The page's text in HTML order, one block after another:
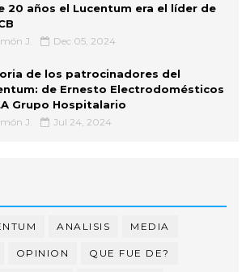
20 años el Lucentum era el líder de
J. Dec 05, 2024
de los patrocinadores del
de Ernesto Electrodomésticos
Grupo Hospitalario
J. Jul 24, 2024
ANALISIS MEDIA
OPINION QUE FUE DE?